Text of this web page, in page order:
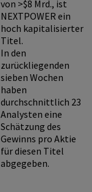
von >$8 Mrd., ist
NEXTPOWER ein
hoch kapitalisierter
Titel.
In den
zurückliegenden
sieben Wochen
haben
durchschnittlich 23
Analysten eine
Schätzung des
Gewinns pro Aktie
für diesen Titel
abgegeben.